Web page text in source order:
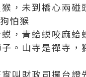
，未到橋心兩
怕猴
，青蛤蟆咬麻
。山寺是禪寺
叫財政司攞台